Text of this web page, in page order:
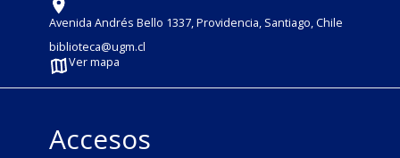
Avenida Andrés Bello 1337, Providencia, Santiago, Chile
biblioteca@ugm.cl
Ver mapa
Accesos